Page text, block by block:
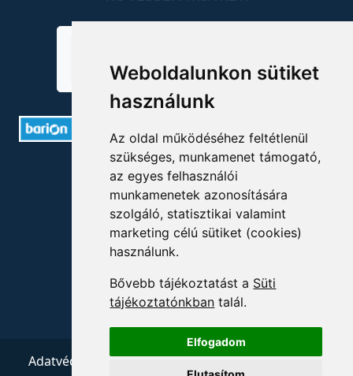
Weboldalunkon sütiket
használunk
Az oldal működéséhez feltétlenül
szükséges, munkamenet támogató,
az egyes felhasználói
munkamenetek azonosítására
szolgáló, statisztikai valamint
marketing célú sütiket (cookies)
használunk.
Bővebb tájékoztatást a Süti
tájékoztatónkban talál.
Elfogadom
ELÉRHETŐSÉGEK
+36 1 880 7600
info@mprx.hu
Adatvédelem ÁSZF Impresszum Kapcsolat